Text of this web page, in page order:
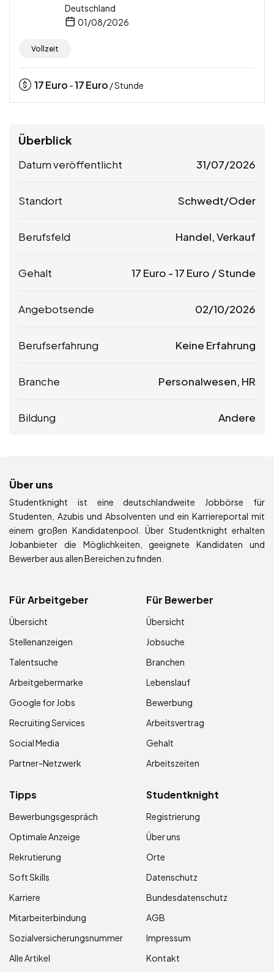
Deutschland
01/08/2026
Vollzeit
17Euro -17Euro / Stunde
Überblick
Datum veröffentlicht 31/07/2026
Standort Schwedt/Oder
Berufsfeld Handel, Verkauf
Gehalt 17 Euro -17 Euro / Stunde
Angebotsende 02/10/2026
Berufserfahrung Keine Erfahrung
Branche Personalwesen, HR
Bildung Andere
Über uns
Studentknight ist eine deutschlandweite Jobbörse für
Studenten, Azubis und Absolventen und ein Karriereportal mit
einem großen Kandidatenpool. Über Studentknight erhalten
Jobanbieter die Möglichkeiten, geeignete Kandidaten und
Bewerber aus allen Bereichen zu finden.
Für Arbeitgeber
Übersicht
Stellenanzeigen
Talentsuche
Arbeitgebermarke
Google for Jobs
Recruiting Services
Social Media
Partner-Netzwerk
Für Bewerber
Übersicht
Jobsuche
Branchen
Lebenslauf
Bewerbung
Arbeitsvertrag
Gehalt
Arbeitszeiten
Tipps
Bewerbungsgespräch
Optimale Anzeige
Rekrutierung
Soft Skills
Karriere
Mitarbeiterbindung
Sozialversicherungsnummer
Alle Artikel
Studentknight
Registrierung
Über uns
Orte
Datenschutz
Bundesdatenschutz
AGB
Impressum
Kontakt